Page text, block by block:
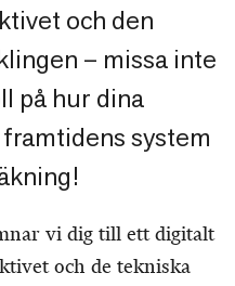
och den
– missa inte
på hur dina
system
vi dig till ett digitalt
och de tekniska